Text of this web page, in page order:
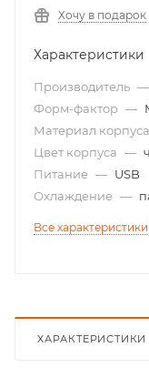
Хочу в подарок
Характеристики
Производитель —
Форм-фактор —
Материал корпуса
Цвет корпуса —
Питание — USB
Охлаждение —
Все характеристики
ХАРАКТЕРИСТИКИ